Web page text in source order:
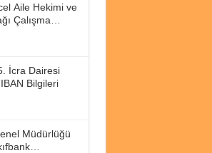
Aile Hekimi ve
Çalışma
İcra Dairesi
Bilgileri
Müdürlüğü